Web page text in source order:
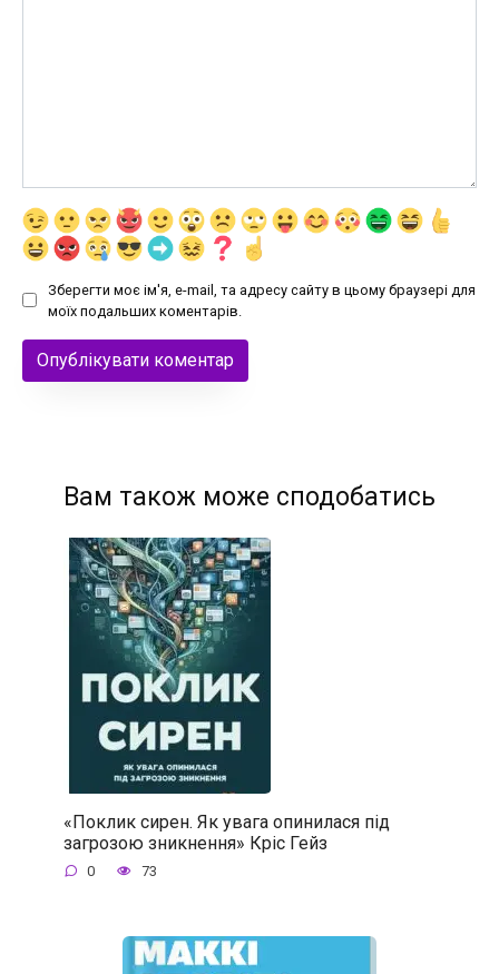
Зберегти моє ім'я, e-mail, та адресу сайту в цьому браузері для
моїх подальших коментарів.
Вам також може сподобатись
«Поклик сирен. Як увага опинилася під
загрозою зникнення» Кріс Гейз
0 73